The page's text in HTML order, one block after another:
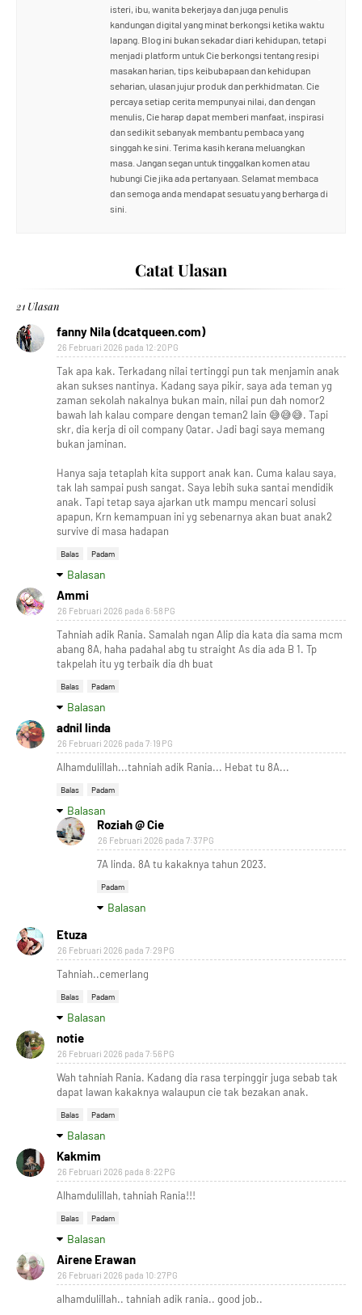
isteri, ibu, wanita bekerjaya dan juga penulis
kandungan digital yang minat berkongsi ketika waktu
lapang. Blog ini bukan sekadar diari kehidupan, tetapi
menjadi platform untuk Cie berkongsi tentang resipi
masakan harian, tips keibubapaan dan kehidupan
seharian, ulasan jujur produk dan perkhidmatan. Cie
percaya setiap cerita mempunyai nilai, dan dengan
menulis, Cie harap dapat memberi manfaat, inspirasi
dan sedikit sebanyak membantu pembaca yang
singgah ke sini. Terima kasih kerana meluangkan
masa. Jangan segan untuk tinggalkan komen atau
hubungi Cie jika ada pertanyaan. Selamat membaca
dan semoga anda mendapat sesuatu yang berharga di
sini.
Catat Ulasan
21 Ulasan
fanny Nila (dcatqueen.com)
26 Februari 2026 pada 12:20 PG
Tak apa kak. Terkadang nilai tertinggi pun tak menjamin anak
akan sukses nantinya. Kadang saya pikir, saya ada teman yg
zaman sekolah nakalnya bukan main, nilai pun dah nomor2
bawah lah kalau compare dengan teman2 lain 😅😅😅. Tapi
skr, dia kerja di oil company Qatar. Jadi bagi saya memang
bukan jaminan.
Hanya saja tetaplah kita support anak kan. Cuma kalau saya,
tak lah sampai push sangat. Saya lebih suka santai mendidik
anak. Tapi tetap saya ajarkan utk mampu mencari solusi
apapun, Krn kemampuan ini yg sebenarnya akan buat anak2
survive di masa hadapan
Balas Padam
Balasan
Ammi
26 Februari 2026 pada 6:58 PG
Tahniah adik Rania. Samalah ngan Alip dia kata dia sama mcm
abang 8A, haha padahal abg tu straight As dia ada B 1. Tp
takpelah itu yg terbaik dia dh buat
Balas Padam
Balasan
adnil linda
26 Februari 2026 pada 7:19 PG
Alhamdulillah...tahniah adik Rania... Hebat tu 8A...
Balas Padam
Balasan
Roziah @ Cie
26 Februari 2026 pada 7:37 PG
7A linda. 8A tu kakaknya tahun 2023.
Padam
Balasan
Etuza
26 Februari 2026 pada 7:29 PG
Tahniah..cemerlang
Balas Padam
Balasan
notie
26 Februari 2026 pada 7:56 PG
Wah tahniah Rania. Kadang dia rasa terpinggir juga sebab tak
dapat lawan kakaknya walaupun cie tak bezakan anak.
Balas Padam
Balasan
Kakmim
26 Februari 2026 pada 8:22 PG
Alhamdulillah, tahniah Rania!!!
Balas Padam
Balasan
Airene Erawan
26 Februari 2026 pada 10:27 PG
alhamdulillah.. tahniah adik rania.. good job..